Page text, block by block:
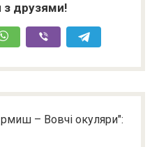
з друзями!
– Вовчі окуляри":